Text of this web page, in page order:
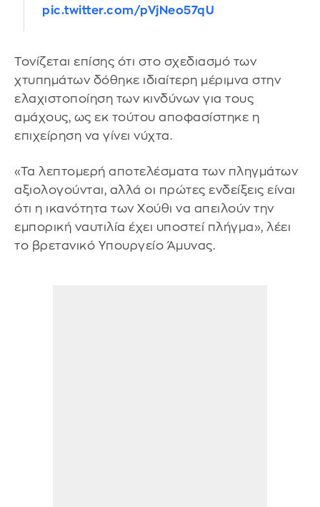
pic.twitter.com/pVjNeo57qU
Τονίζεται επίσης ότι στο σχεδιασμό των
χτυπημάτων δόθηκε ιδιαίτερη μέριμνα στην
ελαχιστοποίηση των κινδύνων για τους
αμάχους, ως εκ τούτου αποφασίστηκε η
επιχείρηση να γίνει νύχτα.
«Τα λεπτομερή αποτελέσματα των πληγμάτων
αξιολογούνται, αλλά οι πρώτες ενδείξεις είναι
ότι η ικανότητα των Χούθι να απειλούν την
εμπορική ναυτιλία έχει υποστεί πλήγμα», λέει
το βρετανικό Υπουργείο Άμυνας.